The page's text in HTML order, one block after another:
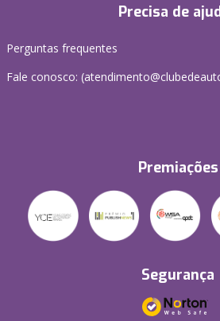
Precisa de
Perguntas frequentes
Fale conosco:
Premiações
Segurança